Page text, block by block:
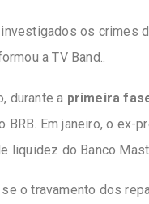
os crimes
a TV Band..
durante a primeira
BRB. Em janeiro, o
liquidez do Banco
o travamento dos